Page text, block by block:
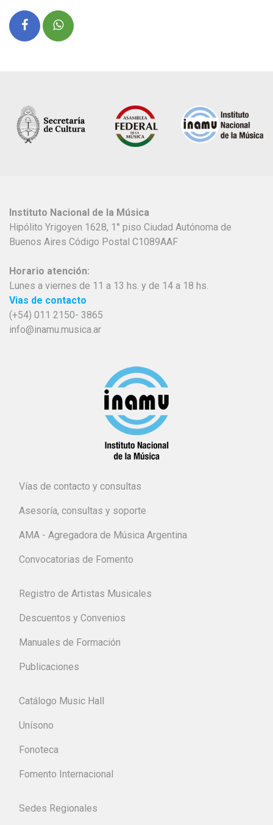
Instituto Nacional de la Música
Hipólito Yrigoyen 1628, 1° piso Ciudad Autónoma de
Buenos Aires Código Postal C1089AAF
Horario atención:
Lunes a viernes de 11 a 13 hs. y de 14 a 18 hs.
Vias de contacto
(+54) 011 2150- 3865
info@inamu.musica.ar
Vías de contacto y consultas
Asesoría, consultas y soporte
AMA - Agregadora de Música Argentina
Convocatorias de Fomento
Registro de Artistas Musicales
Descuentos y Convenios
Manuales de Formación
Publicaciones
Catálogo Music Hall
Unísono
Fonoteca
Fomento Internacional
Sedes Regionales